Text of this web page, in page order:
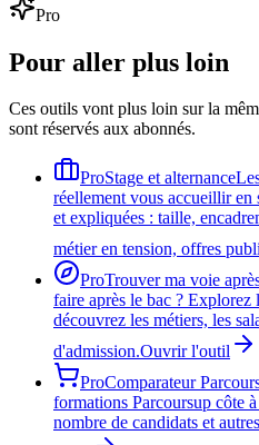
Pro
Pour aller plus loin
Ces outils vont plus loin sur la
sont réservés aux abonnés.
ProStage et alternance
réellement vous accueillir en
et expliquées : taille,
métier en tension, offres
ProTrouver ma voie
faire après le bac ?
découvrez les métiers, les
d'admission.Ouvrir l'outil
ProComparateur
formations Parcoursup côte
nombre de candidats et